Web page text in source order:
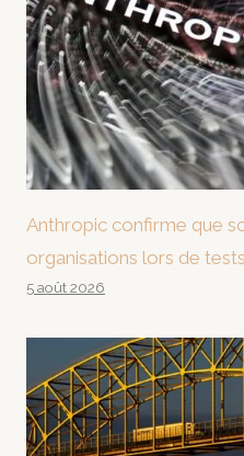
Anthropic confirme que
organisations lors de tests
5 août 2026